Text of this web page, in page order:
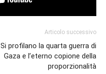
Articolo successivo
Si profilano la quarta guerra di
Gaza e l’eterno copione della
proporzionalità